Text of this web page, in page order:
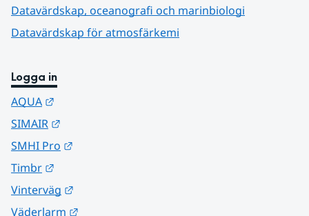
Datavärdskap, oceanografi och marinbiologi
Datavärdskap för atmosfärkemi
Logga in
AQUA
SIMAIR
SMHI Pro
Timbr
Vinterväg
Väderlarm